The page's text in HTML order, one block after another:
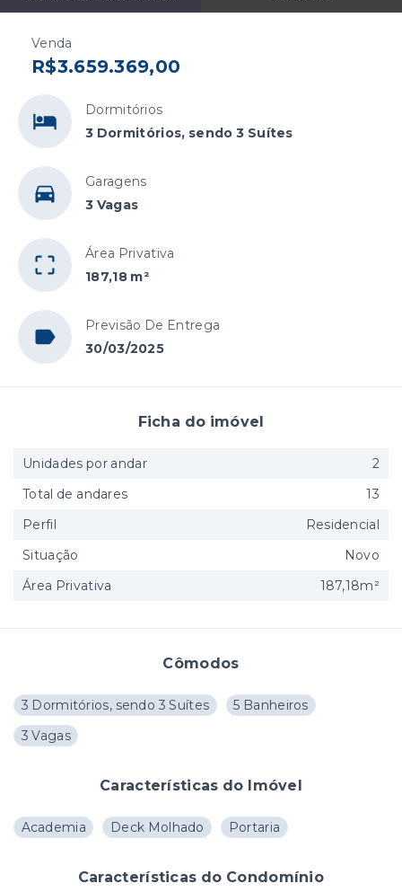
Venda
R$3.659.369,00
Dormitórios
3 Dormitórios, sendo 3 Suítes
Garagens
3 Vagas
Área Privativa
187,18 m²
Previsão De Entrega
30/03/2025
Cômodos
3 Dormitórios, sendo 3 Suítes
5 Banheiros
3 Vagas
Características do Imóvel
Academia Deck Molhado Portaria
Características do Condomínio
Ficha do imóvel
Unidades por andar
2
Total de andares
13
Perfil
Residencial
Situação
Novo
Área Privativa
187,18m²